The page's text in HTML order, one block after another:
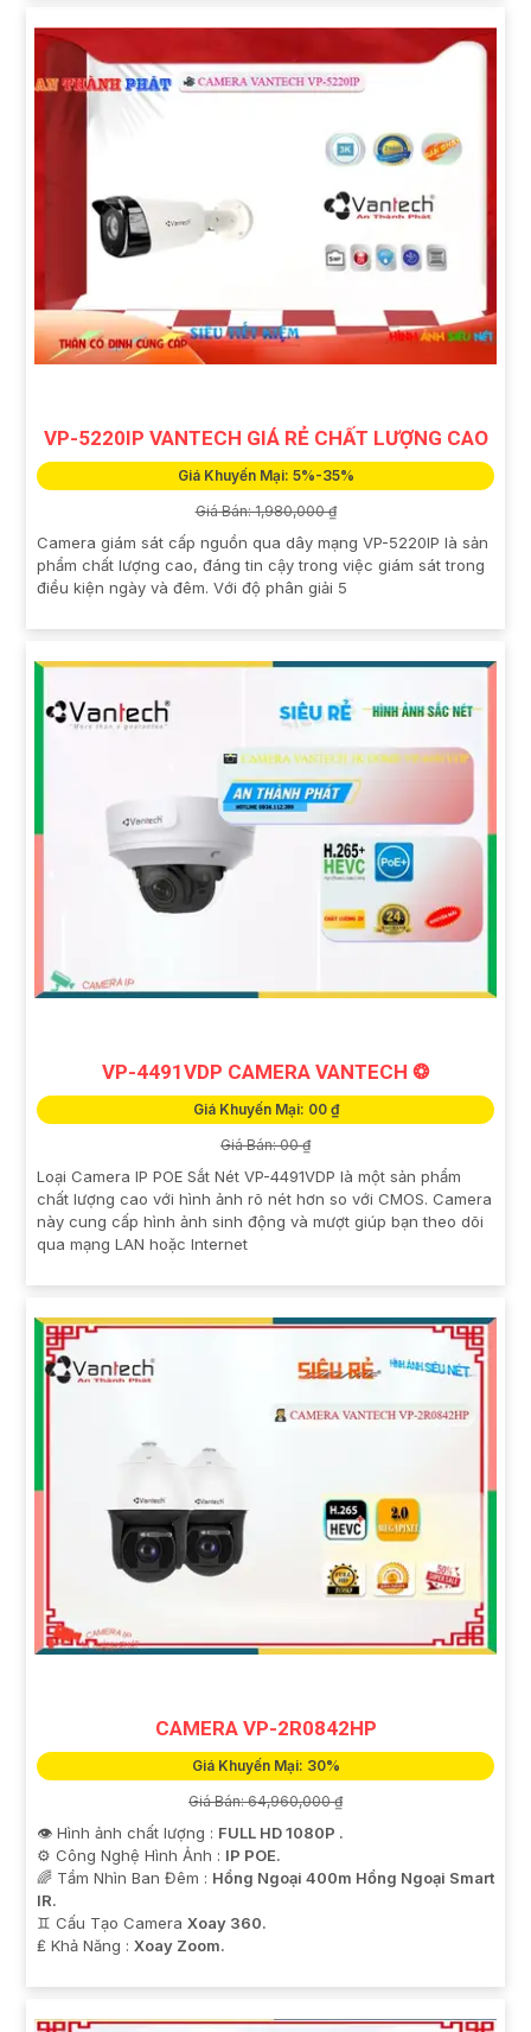
VP-5220IP VANTECH GIÁ RẺ CHẤT LƯỢNG CAO
Giá Khuyến Mại: 5%-35%
Giá Bán: 1,980,000 ₫
Camera giám sát cấp nguồn qua dây mạng VP-5220IP là sản
phẩm chất lượng cao, đáng tin cậy trong việc giám sát trong
điều kiện ngày và đêm. Với độ phân giải 5
VP-4491VDP CAMERA VANTECH ❂
Giá Khuyến Mại: 00 ₫
Giá Bán: 00 ₫
Loại Camera IP POE Sắt Nét VP-4491VDP là một sản phẩm
chất lượng cao với hình ảnh rõ nét hơn so với CMOS. Camera
này cung cấp hình ảnh sinh động và mượt giúp bạn theo dõi
qua mạng LAN hoặc Internet
CAMERA VP-2R0842HP
Giá Khuyến Mại: 30%
Giá Bán: 64,960,000 ₫
👁 Hình ảnh chất lượng : FULL HD 1080P .
⚙ Công Nghệ Hình Ảnh : IP POE.
🌈 Tầm Nhìn Ban Đêm : Hồng Ngoại 400m Hồng Ngoại Smart
IR.
♊ Cấu Tạo Camera Xoay 360.
️₤ Khả Năng : Xoay Zoom.